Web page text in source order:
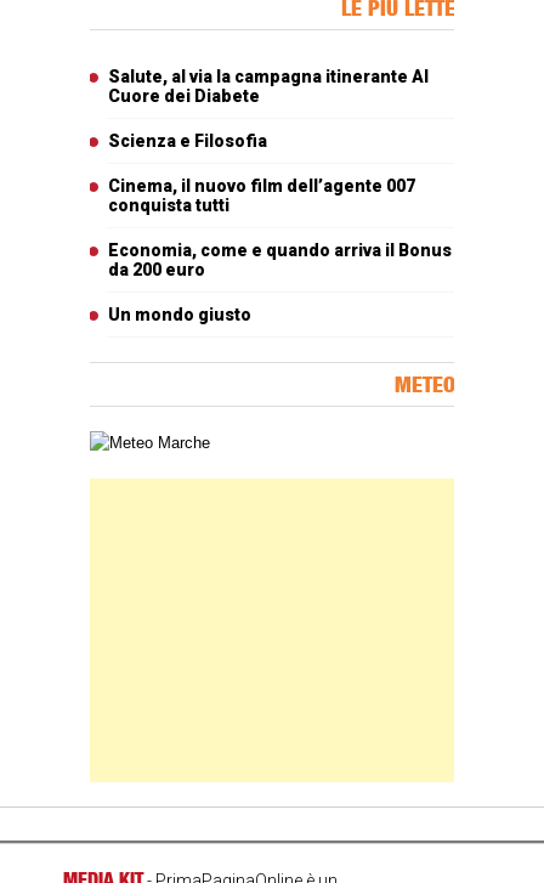
LE PIÙ LETTE
Salute, al via la campagna itinerante Al
Cuore dei Diabete
Scienza e Filosofia
Cinema, il nuovo film dell’agente 007
conquista tutti
Economia, come e quando arriva il Bonus
da 200 euro
Un mondo giusto
METEO
Carta meteorologica delle Marche